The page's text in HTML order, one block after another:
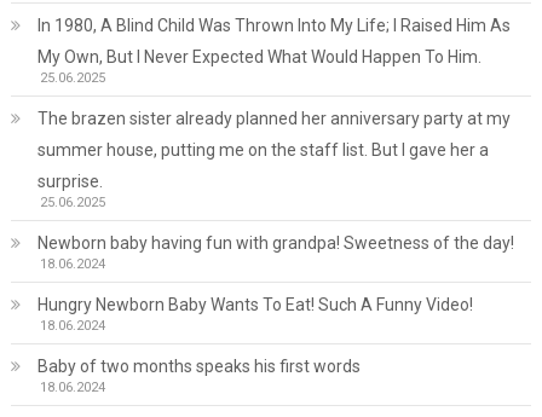
In 1980, A Blind Child Was Thrown Into My Life; I Raised Him As
My Own, But I Never Expected What Would Happen To Him.
25.06.2025
The brazen sister already planned her anniversary party at my
summer house, putting me on the staff list. But I gave her a
surprise.
25.06.2025
Newborn baby having fun with grandpa! Sweetness of the day!
18.06.2024
Hungry Newborn Baby Wants To Eat! Such A Funny Video!
18.06.2024
Baby of two months speaks his first words
18.06.2024